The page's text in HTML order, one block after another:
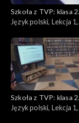
Geografia
Język polski
Matematyka
Chemia
Szkoła z TVP: klasa 2
ponadpodstawowa
Język polski, Lekcja 1,
Szkoła z TVP: klasa 2
ponadpodstawowa
Język polski, Lekcja 1,